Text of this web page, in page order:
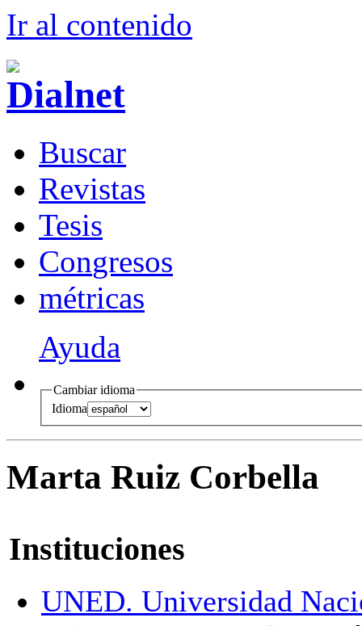
Ir al contenido
Buscar
Revistas
Tesis
Congresos
métricas
Ayuda
Cambiar idioma
Idioma
Marta Ruiz Corbella
Instituciones
UNED. Universidad